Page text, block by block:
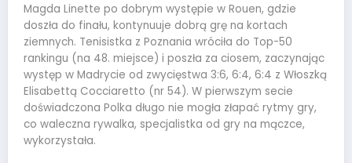
Magda Linette po dobrym występie w Rouen, gdzie
doszła do finału, kontynuuje dobrą grę na kortach
ziemnych. Tenisistka z Poznania wróciła do Top-50
rankingu (na 48. miejsce) i poszła za ciosem, zaczynając
występ w Madrycie od zwycięstwa 3:6, 6:4, 6:4 z Włoszką
Elisabettą Cocciaretto (nr 54). W pierwszym secie
doświadczona Polka długo nie mogła złapać rytmy gry,
co waleczna rywalka, specjalistka od gry na mączce,
wykorzystała.